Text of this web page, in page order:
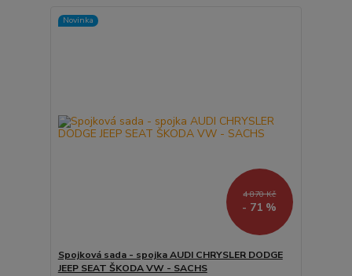
Novinka
4 870 Kč
- 71 %
Spojková sada - spojka AUDI CHRYSLER DODGE
JEEP SEAT ŠKODA VW - SACHS